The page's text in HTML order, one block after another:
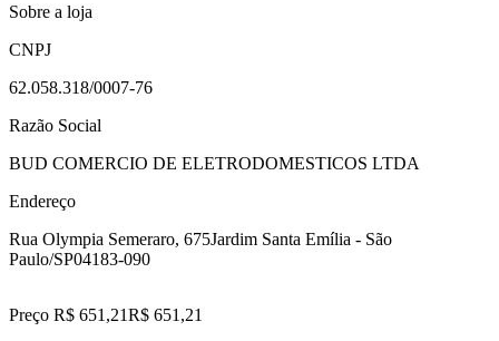
Sobre a loja
CNPJ
62.058.318/0007-76
Razão Social
BUD COMERCIO DE ELETRODOMESTICOS LTDA
Endereço
Rua Olympia Semeraro, 675Jardim Santa Emília - São
Paulo/SP04183-090
Preço R$ 651,21R$ 651 ,21